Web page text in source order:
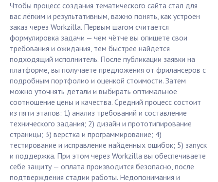
Чтобы процесс создания тематического сайта стал для
вас лёгким и результативным, важно понять, как устроен
заказ через Workzilla. Первым шагом считается
формулировка задачи — чем чётче вы опишете свои
требования и ожидания, тем быстрее найдется
подходящий исполнитель. После публикации заявки на
платформе, вы получаете предложения от фрилансеров с
подробным портфолио и оценкой стоимости. Затем
можно уточнять детали и выбирать оптимальное
соотношение цены и качества. Средний процесс состоит
из пяти этапов: 1) анализ требований и составление
технического задания; 2) дизайн и прототипирование
страницы; 3) верстка и программирование; 4)
тестирование и исправление найденных ошибок; 5) запуск
и поддержка. При этом через Workzilla вы обеспечиваете
себе защиту — оплата производится безопасно, после
подтверждения стадии работы. Недопонимания и